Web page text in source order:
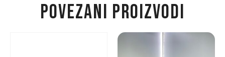
POVEZANI PROIZVODI